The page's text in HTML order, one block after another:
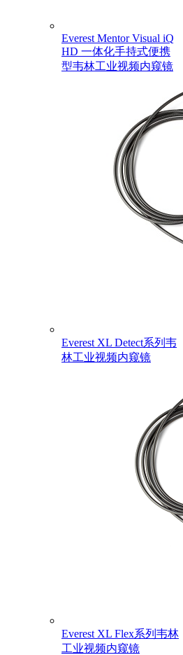
Everest Mentor Visual iQ
HD 一体化手持式便携
型韦林工业视频内窥镜
Everest XL Detect系列韦
林工业视频内窥镜
Everest XL Flex系列韦林
工业视频内窥镜